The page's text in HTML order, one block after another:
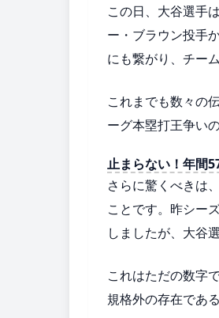
この日、大谷選手
ー・ブラウン投手
にも繋がり、チー
これまでも数々の
ーグ本塁打王争い
止まらない！年間
さらに驚くべきは
ことです。昨シー
しましたが、大谷
これはただの数字
規格外の存在であ